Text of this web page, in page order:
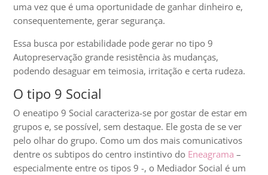
uma vez que é uma oportunidade de ganhar dinheiro e,
consequentemente, gerar segurança.
Essa busca por estabilidade pode gerar no tipo 9
Autopreservação grande resistência às mudanças,
podendo desaguar em teimosia, irritação e certa rudeza.
O tipo 9 Social
O eneatipo 9 Social caracteriza-se por gostar de estar em
grupos e, se possível, sem destaque. Ele gosta de se ver
pelo olhar do grupo. Como um dos mais comunicativos
dentre os subtipos do centro instintivo do Eneagrama –
especialmente entre os tipos 9 -, o Mediador Social é um